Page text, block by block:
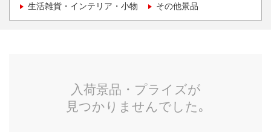
生活雑貨・インテリア・小物 その他景品